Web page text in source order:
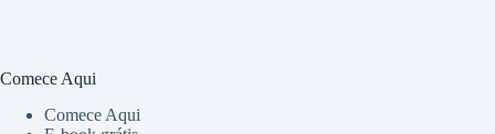
Comece Aqui
Comece Aqui